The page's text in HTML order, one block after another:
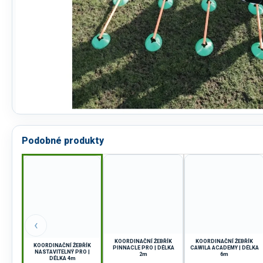
Podobné produkty
‹
KOORDINAČNÍ ŽEBŘÍK
NASTAVITELNÝ PRO |
DÉLKA 4m
KOORDINAČNÍ ŽEBŘÍK
PINNACLE PRO | DÉLKA
2m
KOORDINAČNÍ ŽEBŘÍK
CAWILA ACADEMY | DÉLKA
6m